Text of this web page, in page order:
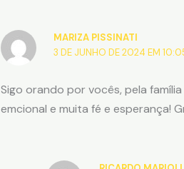
MARIZA PISSINATI
3 DE JUNHO DE 2024 EM
Sigo orando por vocês, pela
emcional e muita fé e esperança!